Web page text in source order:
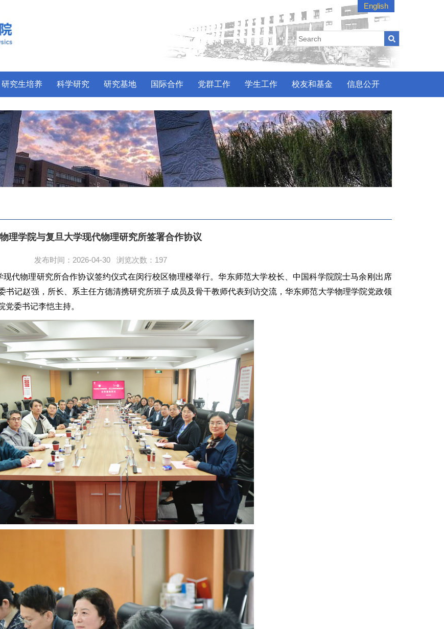
English
研究生培养 科学研究 研究基地 国际合作 党群工作 学生工作 校友和基金 信息公开
物理学院与复旦大学现代物理研究所签署合作协议
发布时间：2026-04-30 浏览次数： 197
代物理研究所合作协议签约仪式在闵行校区物理楼举行。华东师范大学校长、中国科学院院士马余刚出席
记赵强，所长、系主任方德清携研究所班子成员及骨干教师代表到访交流，华东师范大学物理学院党政领
委书记李恺主持。